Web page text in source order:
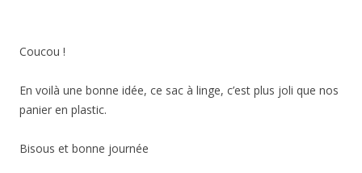
Coucou !
En voilà une bonne idée, ce sac à linge, c’est plus joli que nos
panier en plastic.
Bisous et bonne journée